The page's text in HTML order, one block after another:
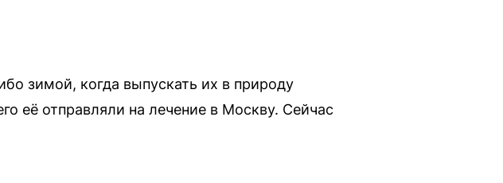
зимой, когда выпускать их в природу
её отправляли на лечение в Москву. Сейчас